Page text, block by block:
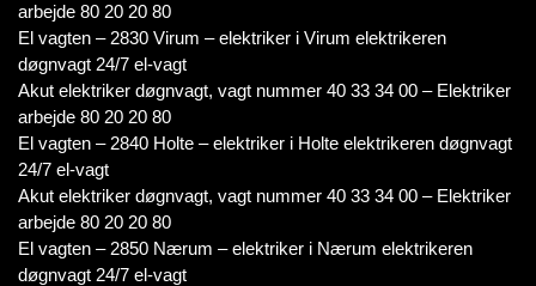
arbejde 80 20 20 80
El vagten – 2830 Virum – elektriker i Virum elektrikeren
døgnvagt 24/7 el-vagt
Akut elektriker døgnvagt, vagt nummer 40 33 34 00 – Elektriker
arbejde 80 20 20 80
El vagten – 2840 Holte – elektriker i Holte elektrikeren døgnvagt
24/7 el-vagt
Akut elektriker døgnvagt, vagt nummer 40 33 34 00 – Elektriker
arbejde 80 20 20 80
El vagten – 2850 Nærum – elektriker i Nærum elektrikeren
døgnvagt 24/7 el-vagt